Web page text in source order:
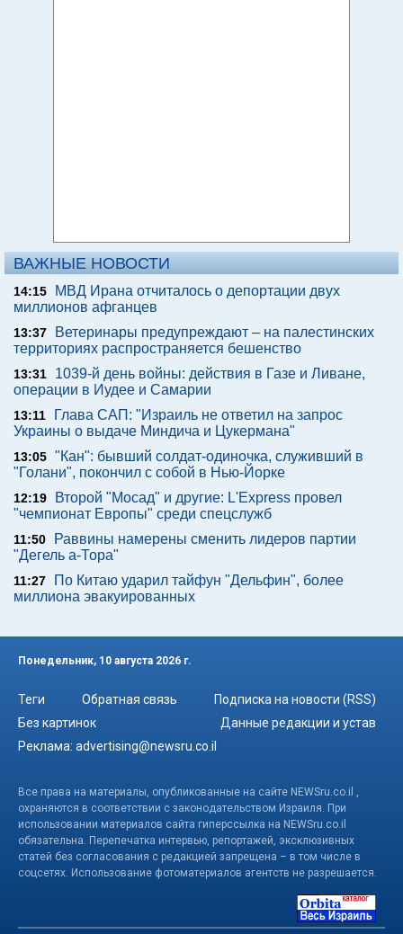
ВАЖНЫЕ НОВОСТИ
14:15
МВД Ирана отчиталось о депортации двух
миллионов афганцев
13:37
Ветеринары предупреждают – на палестинских
территориях распространяется бешенство
13:31
1039-й день войны: действия в Газе и Ливане,
операции в Иудее и Самарии
13:11
Глава САП: "Израиль не ответил на запрос
Украины о выдаче Миндича и Цукермана"
13:05 "Кан": бывший солдат-одиночка, служивший в
"Голани", покончил с собой в Нью-Йорке
12:19
Второй "Мосад" и другие: L'Express провел
"чемпионат Европы" среди спецслужб
11:50
Раввины намерены сменить лидеров партии
"Дегель а-Тора"
11:27
По Китаю ударил тайфун "Дельфин", более
миллиона эвакуированных
Понедельник, 10 августа 2026 г.
Теги Обратная связь
Подписка на новости (RSS)
Без картинок
Данные редакции и устав
Реклама: advertising@newsru.co.il
Все права на материалы, опубликованные на сайте NEWSru.co.il ,
охраняются в соответствии с законодательством Израиля. При
использовании материалов сайта гиперссылка на NEWSru.co.il
обязательна. Перепечатка интервью, репортажей, эксклюзивных
статей без согласования с редакцией запрещена – в том числе в
соцсетях. Использование фотоматериалов агентств не разрешается.